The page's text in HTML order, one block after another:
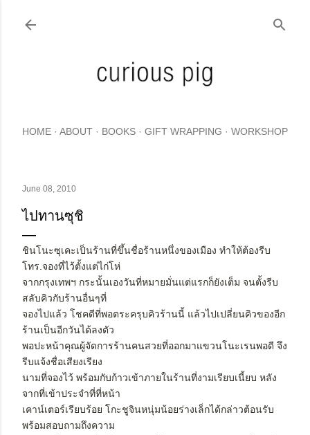
HOME ABOUT BOOKS GIFT WRAPPING WORKSHOP
June 08, 2010
ไปทานซุชิ
ชินโนะซุเคะเป็นร้านที่ขึ้นชื่อร้านหนึ่งของเมือง ทำให้ต้องรีบ
โทร.จองที่ไว้ตั้งแต่ไก่โห่
จากกรุงเทพฯ กระนั้นเองวันที่หมายมั่นแต่แรกก็ยังเต็ม จนตั้งรีบ
สลับคิวกับร้านอื่นๆที่
จองไปแล้ว โชคดีที่พอตระครุบคิวร้านนี้ แล้วไปเปลี่ยนคิวของอีก
ร้านเป็นอีกวันได้ลงตัว
พอปะหน้าคุณผู้จัดการร้านคนสวยที่ออกมาแขวนโนะเรนพอดี จึง
รีบแจ้งชื่อเสียงเรียง
นามที่จองไว้ พร้อมกับก้าวเข้าภายในร้านที่งามเรียบเนี้ยบ หลัง
จากที่เข้าประจำที่ที่หน้า
เคาน์เตอร์เรียบร้อย โกะชูจินหนุ่มน้อยร่างเล็กได้กล่าวต้อนรับ
พร้อมสอบถามถึงความ